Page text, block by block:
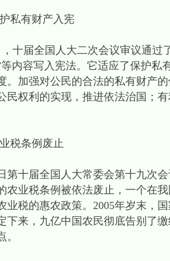
私有财产入宪
届全国人大二次会议审议通过
内容写入宪法。它适应了保护
。加强对公民的合法的私有财产
民权利的实现，推进依法治国；
税条例废止
十届全国人大常委会第十九次
农业税条例被依法废止，一个在
业税的惠农政策。2005年岁末，
下来，九亿中国农民彻底告别了